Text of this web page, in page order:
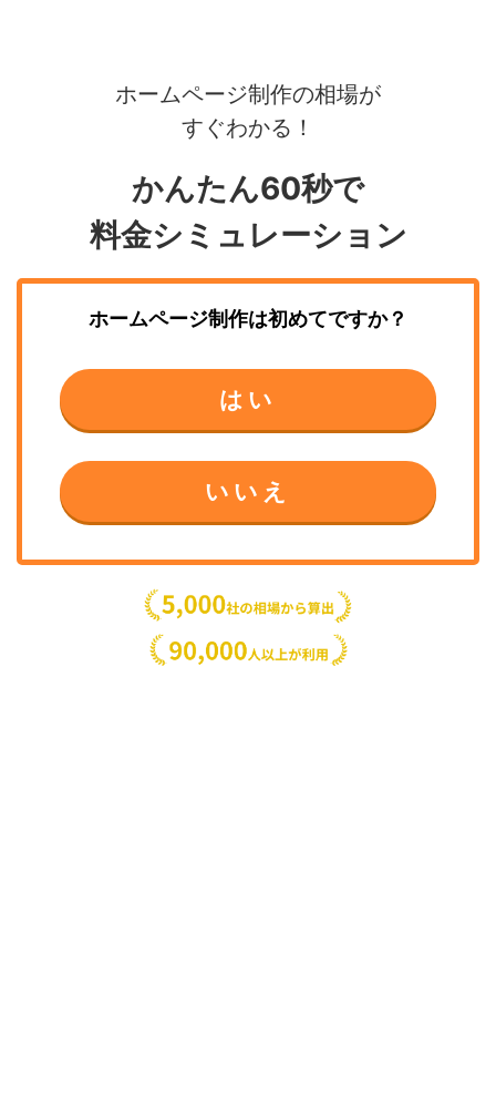
ホームページ制作の相場が
すぐわかる！
かんたん60秒で
料金シミュレーション
ホームページ制作は初めてですか？
はい
いいえ